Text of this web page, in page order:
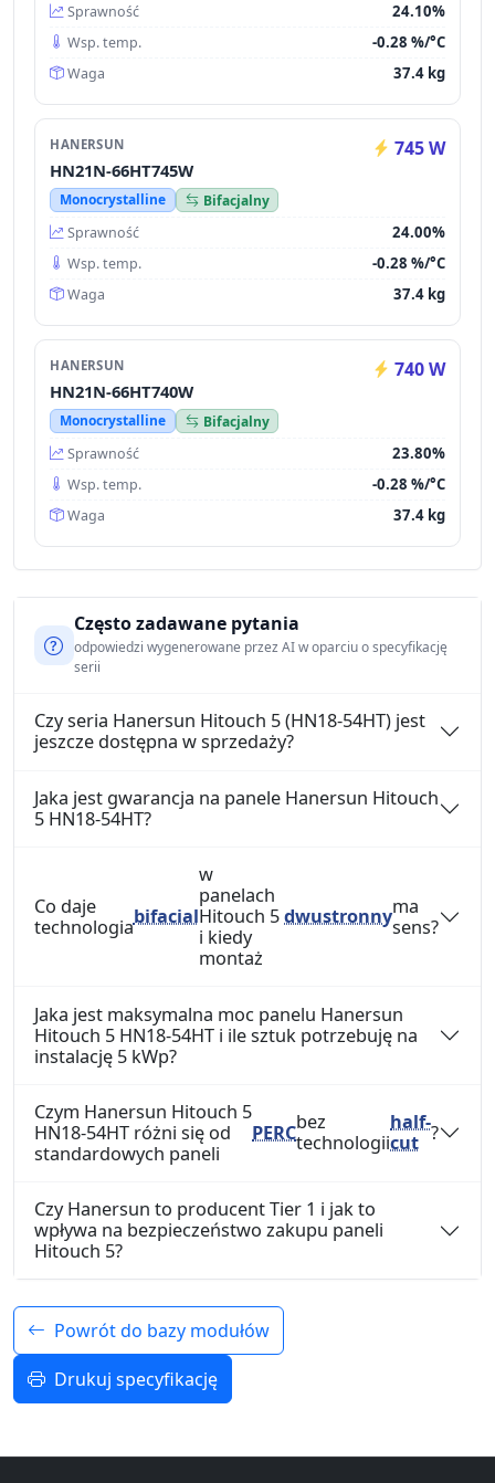
Sprawność
24.10%
Wsp. temp. -0.28 %/°C
Waga 37.4 kg
HANERSUN 745 W
HN21N-66HT745W
Monocrystalline
Bifacjalny
Sprawność
24.00%
Wsp. temp. -0.28 %/°C
Waga 37.4 kg
HANERSUN 740 W
HN21N-66HT740W
Monocrystalline
Bifacjalny
Sprawność
23.80%
Wsp. temp. -0.28 %/°C
Waga 37.4 kg
Często zadawane pytania
odpowiedzi wygenerowane przez AI w oparciu o specyfikację
serii
Czy seria Hanersun Hitouch 5 (HN18-54HT) jest
jeszcze dostępna w sprzedaży?
Jaka jest gwarancja na panele Hanersun Hitouch
5 HN18-54HT?
Co daje
technologiabifacial
w
panelach
Hitouch 5
i kiedy
montaż
dwustronnyma
sens?
Jaka jest maksymalna moc panelu Hanersun
Hitouch 5 HN18-54HT i ile sztuk potrzebuję na
instalację 5 kWp?
Czym Hanersun Hitouch 5
HN18-54HT różni się od
standardowych paneli
PERCbez
technologii
half-
cut ?
Czy Hanersun to producent Tier 1 i jak to
wpływa na bezpieczeństwo zakupu paneli
Hitouch 5?
Powrót do bazy modułów
Drukuj specyfikację